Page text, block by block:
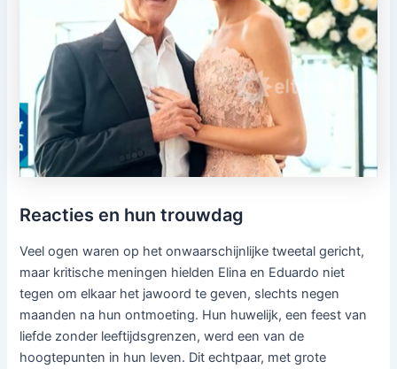
Reacties en hun trouwdag
Veel ogen waren op het onwaarschijnlijke tweetal gericht,
maar kritische meningen hielden Elina en Eduardo niet
tegen om elkaar het jawoord te geven, slechts negen
maanden na hun ontmoeting. Hun huwelijk, een feest van
liefde zonder leeftijdsgrenzen, werd een van de
hoogtepunten in hun leven. Dit echtpaar, met grote